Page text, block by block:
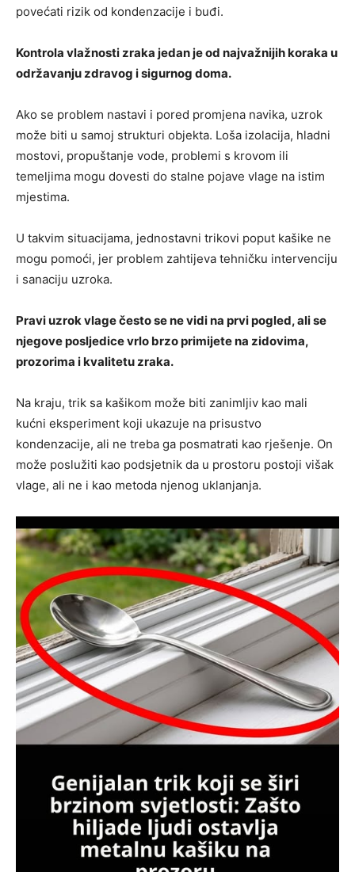
povećati rizik od kondenzacije i buđi.
Kontrola vlažnosti zraka jedan je od najvažnijih koraka u
održavanju zdravog i sigurnog doma.
Ako se problem nastavi i pored promjena navika, uzrok
može biti u samoj strukturi objekta. Loša izolacija, hladni
mostovi, propuštanje vode, problemi s krovom ili
temeljima mogu dovesti do stalne pojave vlage na istim
mjestima.
U takvim situacijama, jednostavni trikovi poput kašike ne
mogu pomoći, jer problem zahtijeva tehničku intervenciju
i sanaciju uzroka.
Pravi uzrok vlage često se ne vidi na prvi pogled, ali se
njegove posljedice vrlo brzo primijete na zidovima,
prozorima i kvalitetu zraka.
Na kraju, trik sa kašikom može biti zanimljiv kao mali
kućni eksperiment koji ukazuje na prisustvo
kondenzacije, ali ne treba ga posmatrati kao rješenje. On
može poslužiti kao podsjetnik da u prostoru postoji višak
vlage, ali ne i kao metoda njenog uklanjanja.